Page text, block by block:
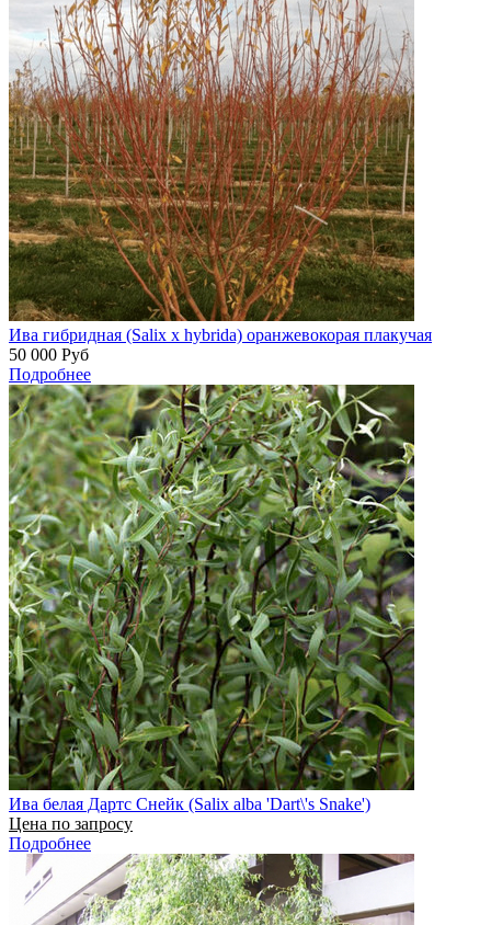
Ива гибридная (Salix x hybrida) оранжевокорая плакучая
50 000 Руб
Подробнее
Ива белая Дартс Снейк (Salix alba 'Dart\'s Snake')
Цена по запросу
Подробнее